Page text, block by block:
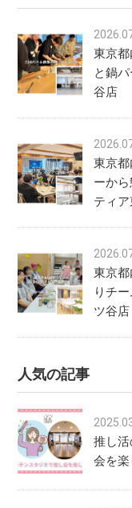
東京
と鍋
谷店
東京
ーか
ティ
東京
りチ
ツ谷店
人気の記事
推し
会を楽